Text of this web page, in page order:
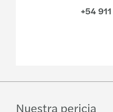
+54
Nuestra pericia